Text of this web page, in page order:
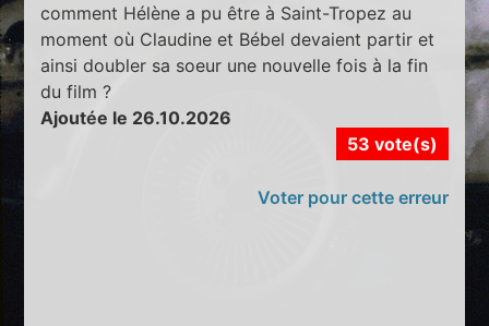
comment Hélène a pu être à Saint-Tropez au
moment où Claudine et Bébel devaient partir et
ainsi doubler sa soeur une nouvelle fois à la fin
du film ?
Ajoutée le 26.10.2026
53 vote(s)
Voter pour cette erreur